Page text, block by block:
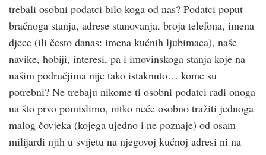
trebali osobni podatci bilo koga od nas? Podatci poput
bračnoga stanja, adrese stanovanja, broja telefona, imena
djece (ili često danas: imena kućnih ljubimaca), naše
navike, hobiji, interesi, pa i imovinskoga stanja koje na
našim područjima nije tako istaknuto… kome su
potrebni? Ne trebaju nikome ti osobni podatci radi onoga
na što prvo pomislimo, nitko neće osobno tražiti jednoga
malog čovjeka (kojega ujedno i ne poznaje) od osam
milijardi njih u svijetu na njegovoj kućnoj adresi ni na